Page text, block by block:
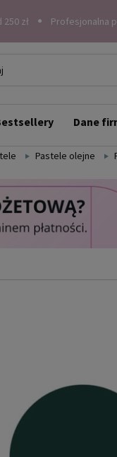
zł Profesjonalna
Dane
Pastele olejne